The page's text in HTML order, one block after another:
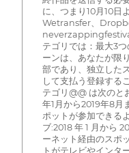
に、つまり10月10日
Wetransfer、
テゴリでは：最大3
ーンは、あなたが限
部であり、独立した
して支払う登録する
テゴリ@@ は次のと
年1月から2019年8月
ポットが参加できる
ブ:2018 年 1 月から
ーネット経由のスポ
トがテレビやインタ